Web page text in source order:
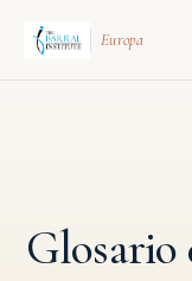
Europa
Glosario